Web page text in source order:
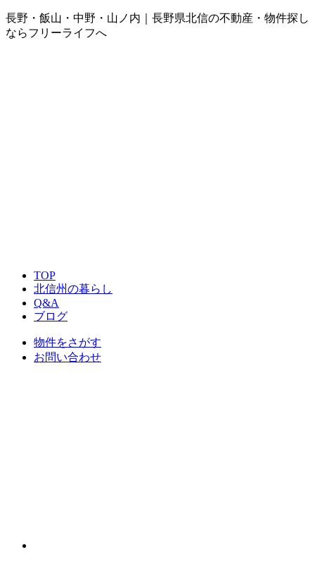
長野・飯山・中野・山ノ内｜長野県北信の不動産・物件探し
ならフリーライフへ
TOP
北信州の暮らし
Q&A
ブログ
物件をさがす
お問い合わせ